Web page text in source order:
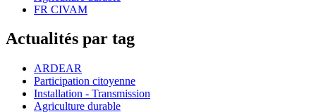
FR CIVAM
Actualités par tag
ARDEAR
Participation citoyenne
Installation - Transmission
Agriculture durable